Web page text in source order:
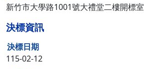
新竹市大學路1001號大禮堂二樓開標室
決標資訊
決標日期
115-02-12